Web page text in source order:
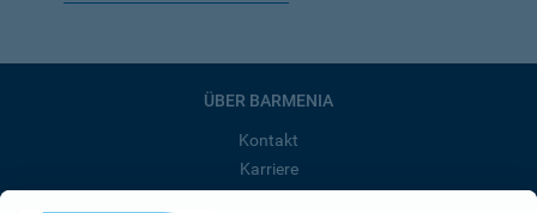
ÜBER BARMENIA
Kontakt
Karriere
Presse